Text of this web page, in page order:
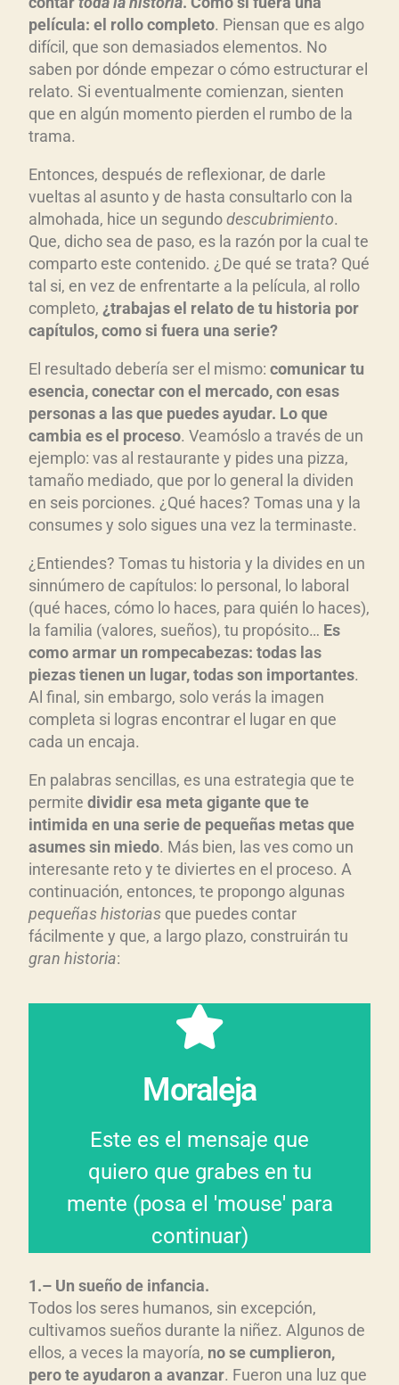
pel ícula: el rollo completo. Piensan que es algo
difícil, que son demasiados elementos. No
saben por dónde empezar o cómo estructurar el
relato. Si eventualmente comienzan, sienten
que en algún momento pierden el rumbo de la
trama.
Entonces, después de reflexionar, de darle
vueltas al asunto y de hasta consultarlo con la
almohada, hice un segundodescubrimiento.
Que, dicho sea de paso, es la razón por la cual te
comparto este contenido. ¿De qué se trata? Qué
tal si, en vez de enfrentarte a la película, al rollo
completo, ¿trabajas el relato de tu historia por
capítulos, como si fuera una serie?
El resultado debería ser el mismo: comunicar tu
esencia, conectar con el mercado, con esas
personas a las que puedes ayudar. Lo que
cambia es el proceso. Veamóslo a través de un
ejemplo: vas al restaurante y pides una pizza,
tamaño mediado, que por lo general la dividen
en seis porciones. ¿Qué haces? Tomas una y la
consumes y solo sigues una vez la terminaste.
¿Entiendes? Tomas tu historia y la divides en un
sinnúmero de capítulos: lo personal, lo laboral
(qué haces, cómo lo haces, para quién lo haces),
la familia (valores, sueños), tu propósito… Es
como armar un rompecabezas: todas las
piezas tienen un lugar, todas son importantes.
Al final, sin embargo, solo verás la imagen
completa si logras encontrar el lugar en que
cada un encaja.
En palabras sencillas, es una estrategia que te
permite dividir esa meta gigante que te
intimida en una serie de pequeñas metas que
asumes sin miedo. Más bien, las ves como un
interesante reto y te diviertes en el proceso. A
continuación, entonces, te propongo algunas
pequeñas historias que puedes contar
fácilmente y que, a largo plazo, construirán tu
gran historia:
Moraleja
Este es el mensaje que
quiero que grabes en tu
mente (posa el 'mouse' para
continuar)
Contar tu historia es como
armar un rompecabezas:
todas las piezas tienen un
lugar, todas son importantes.
Al final, sin embargo, solo
verás la imagen completa si
logras encontrar el lugar en
que cada un encaja.
1.– Un sueño de infancia.
Todos los seres humanos, sin excepción,
cultivamos sueños durante la niñez. Algunos de
ellos, a veces la mayoría, no se cumplieron,
pero te ayudaron a avanzar. Fueron una luz que